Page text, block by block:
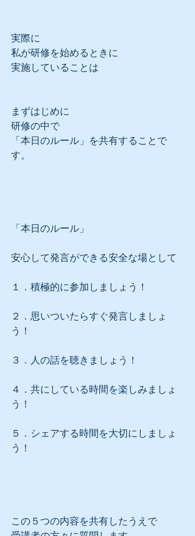
実際に
私が研修を始めるときに
実施していることは
まずはじめに
研修の中で
「本日のルール」を共有することで
す。
「本日のルール」
安心して発言ができる安全な場として
１．積極的に参加しましょう！
２．思いついたらすぐ発言しましょ
う！
３．人の話を聴きましょう！
４．共にしている時間を楽しみましょ
う！
５．シェアする時間を大切にしましょ
う！
この５つの内容を共有したうえで